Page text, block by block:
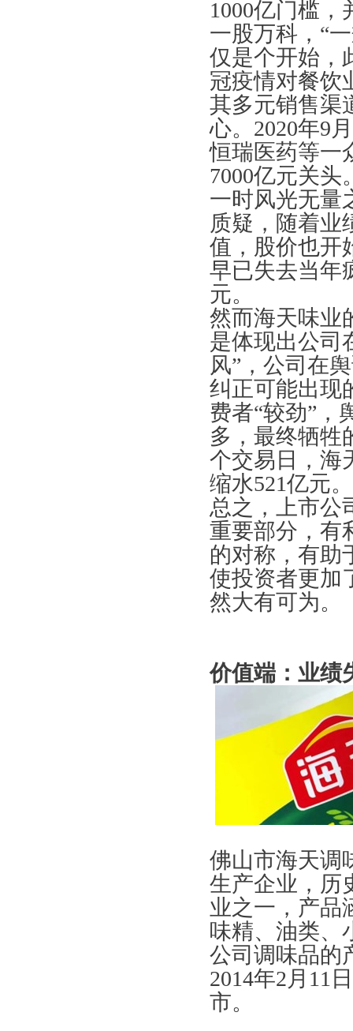
1000亿门槛，
一股万科，“
仅是个开始，
冠疫情对餐饮
其多元销售渠
心。2020年9
恒瑞医药等一
7000亿元关头
一时风光无量
质疑，随着业
值，股价也开
早已失去当年
元。
然而海天味业
是体现出公司
风”，公司在
纠正可能出现
费者“较劲”，
多，最终牺牲
个交易日，海
缩水521亿元。
总之，上市公
重要部分，有
的对称，有助
使投资者更加
然大有可为。
价值端：业绩
佛山市海天调
生产企业，历
业之一，产品
味精、油类、
公司调味品的
2014年2月11
市。